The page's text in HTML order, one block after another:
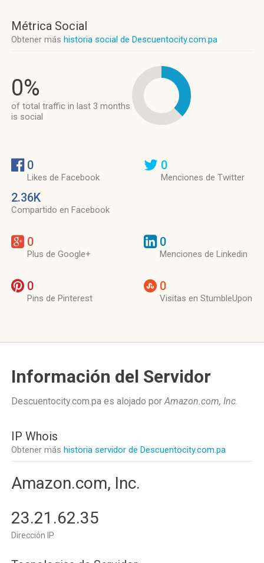
Métrica Social
Obtener más historia social de Descuentocity.com.pa
0%
of total traffic in last 3 months
is social
0
Likes de Facebook
2.36K
Compartido en Facebook
0
Menciones de Twitter
0
Plus de Google+
0
Menciones de Linkedin
0
Pins de Pinterest
0
Visitas en StumbleUpon
Información del Servidor
Descuentocity.com.pa es alojado porAmazon.com, Inc.
IP Whois
Obtener más historia servidor de Descuentocity.com.pa
Amazon.com, Inc.
23.21.62.35
Dirección IP